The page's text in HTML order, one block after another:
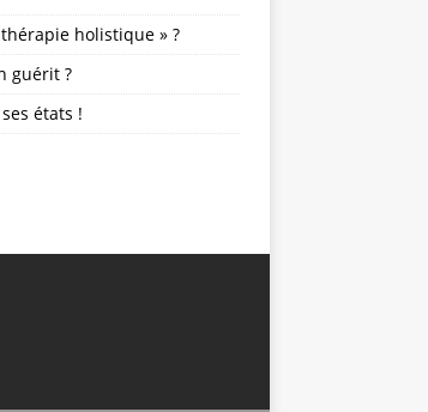
thérapie holistique » ?
guérit ?
états !